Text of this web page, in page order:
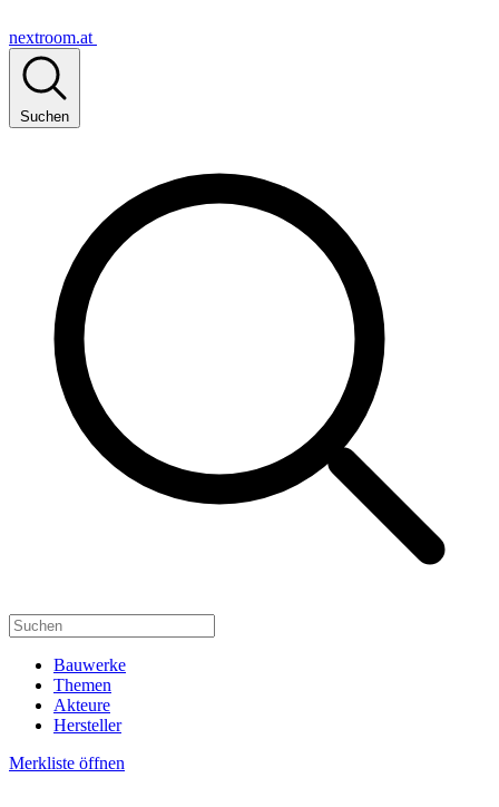
nextroom.at
Suchen
Bauwerke
Themen
Akteure
Hersteller
Merkliste öffnen